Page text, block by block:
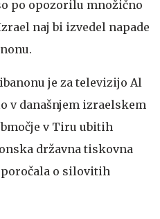
po opozorilu množično
naj bi izvedel napade
je za televizijo Al
v današnjem izraelskem
v Tiru ubitih
državna tiskovna
poročala o silovitih